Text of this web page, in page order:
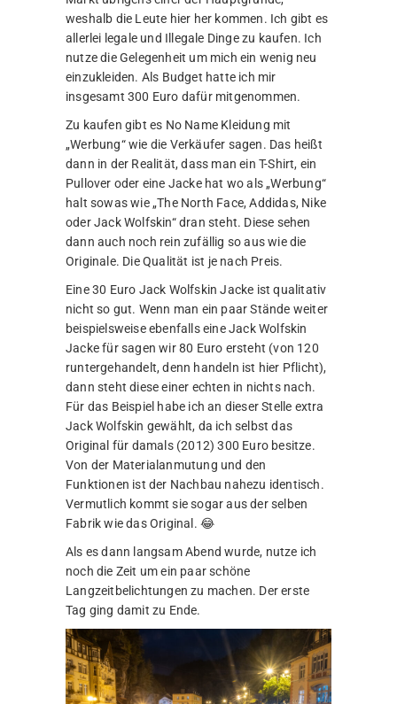
weshalb die Leute hier her kommen. Ich gibt es
allerlei legale und Illegale Dinge zu kaufen. Ich
nutze die Gelegenheit um mich ein wenig neu
einzukleiden. Als Budget hatte ich mir
insgesamt 300 Euro dafür mitgenommen.
Zu kaufen gibt es No Name Kleidung mit
„Werbung“ wie die Verkäufer sagen. Das heißt
dann in der Realität, dass man ein T-Shirt, ein
Pullover oder eine Jacke hat wo als „Werbung“
halt sowas wie „The North Face, Addidas, Nike
oder Jack Wolfskin“ dran steht. Diese sehen
dann auch noch rein zufällig so aus wie die
Originale. Die Qualität ist je nach Preis.
Eine 30 Euro Jack Wolfskin Jacke ist qualitativ
nicht so gut. Wenn man ein paar Stände weiter
beispielsweise ebenfalls eine Jack Wolfskin
Jacke für sagen wir 80 Euro ersteht (von 120
runtergehandelt, denn handeln ist hier Pflicht),
dann steht diese einer echten in nichts nach.
Für das Beispiel habe ich an dieser Stelle extra
Jack Wolfskin gewählt, da ich selbst das
Original für damals (2012) 300 Euro besitze.
Von der Materialanmutung und den
Funktionen ist der Nachbau nahezu identisch.
Vermutlich kommt sie sogar aus der selben
Fabrik wie das Original. 😂
Als es dann langsam Abend wurde, nutze ich
noch die Zeit um ein paar schöne
Langzeitbelichtungen zu machen. Der erste
Tag ging damit zu Ende.